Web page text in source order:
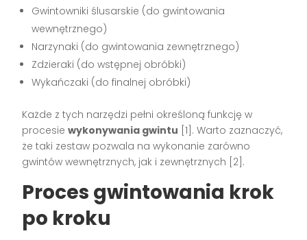
Gwintowniki ślusarskie (do gwintowania
wewnętrznego)
Narzynaki (do gwintowania zewnętrznego)
Zdzieraki (do wstępnej obróbki)
Wykańczaki (do finalnej obróbki)
Każde z tych narzędzi pełni określoną funkcję w
procesiewykonywania gwintu [1]. Warto zaznaczyć,
że taki zestaw pozwala na wykonanie zarówno
gwintów wewnętrznych, jak i zewnętrznych [2].
Proces gwintowania krok
po kroku